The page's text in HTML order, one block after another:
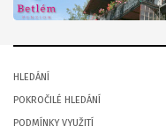
HLEDÁNÍ
POKROČILÉ HLEDÁNÍ
PODMÍNKY VYUŽITÍ